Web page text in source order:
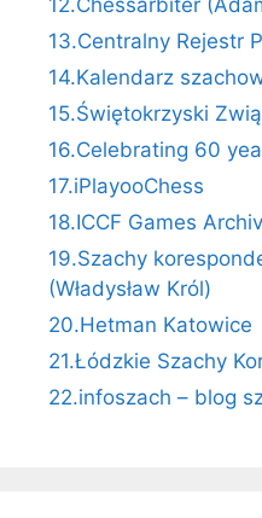
12.Chessarbiter
13.Centralny Rejestr
14.Kalendarz
15.Świętokrzyski
16.Celebrating 60
17.iPlayooChess
18.ICCF Games
19.Szachy
(Władysław Król)
20.Hetman Katowice
21.Łódzkie Szachy
22.infoszach – blog